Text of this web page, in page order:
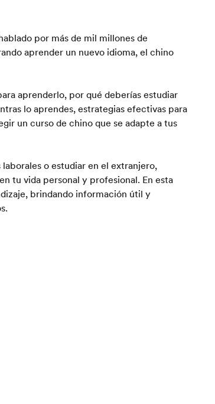
por más de mil millones de
aprender un nuevo idioma, el chino
aprenderlo, por qué deberías estudiar
lo aprendes, estrategias efectivas para
un curso de chino que se adapte a tus
o estudiar en el extranjero,
tu vida personal y profesional. En esta
brindando información útil y